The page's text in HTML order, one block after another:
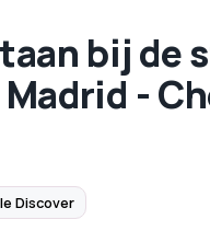
bij de
-
Discover